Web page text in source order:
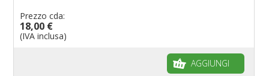
Prezzo cda:
18,00 €
(IVA inclusa)
AGGIUNGI